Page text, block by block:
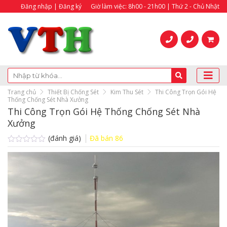
Đăng nhập | Đăng ký Giờ làm việc: 8h00 - 21h00 | Thứ 2 - Chủ Nhật
Trang chủ Thiết Bị Chống Sét Kim Thu Sét
Thi Công Trọn Gói Hệ
Thống Chống Sét Nhà Xưởng
Thi Công Trọn Gói Hệ Thống Chống Sét Nhà
Xưởng
Được
xếp
sao
(đánh giá) Đã bán 86